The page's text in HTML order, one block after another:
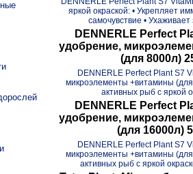
яркой окраской: • Укрепляет
самочувствие • Ухаживает
DENNERLE Perfect
удобрение,
(для 8000л)
DENNERLE Perfect Plant S7
микроэлементы +витамины
активных рыб с яркой
DENNERLE Perfect
удобрение,
(для 16000л)
DENNERLE Perfect Plant S7
микроэлементы +витамины
активных рыб с яркой